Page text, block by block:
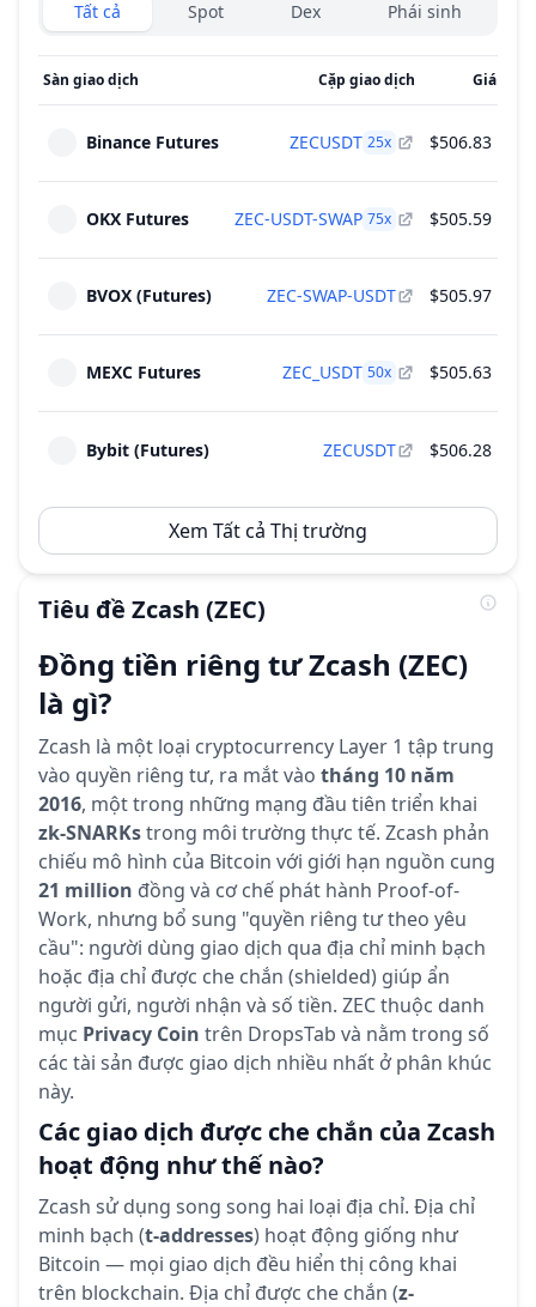
Tất cả Spot Dex Phái sinh
Sàn giao dịch Cặp giao dịch Giá
Binance Futures ZECUSDT 25x $506.83
OKX Futures ZEC-USDT-SWAP 75x $505.59
BVOX (Futures) ZEC-SWAP-USDT $505.97
MEXC Futures ZEC_USDT 50x $505.63
Bybit (Futures) ZECUSDT $506.28
Xem Tất cả Thị trường
Tiêu đề Zcash (ZEC)
Đồng tiền riêng tư Zcash (ZEC)
là gì?
Zcash là một loại cryptocurrency Layer 1 tập trung
vào quyền riêng tư, ra mắt vào tháng 10 năm
2016, một trong những mạng đầu tiên triển khai
zk-SNARKstrong môi trường thực tế. Zcash phản
chiếu mô hình của Bitcoin với giới hạn nguồn cung
21 million đồng và cơ chế phát hành Proof-of-
Work, nhưng bổ sung "quyền riêng tư theo yêu
cầu": người dùng giao dịch qua địa chỉ minh bạch
hoặc địa chỉ được che chắn (shielded) giúp ẩn
người gửi, người nhận và số tiền. ZEC thuộc danh
mục Privacy Coin trên DropsTab và nằm trong số
các tài sản được giao dịch nhiều nhất ở phân khúc
này.
Các giao dịch được che chắn của Zcash
hoạt động như thế nào?
Zcash sử dụng song song hai loại địa chỉ. Địa chỉ
minh bạch (t-addresses) hoạt động giống như
Bitcoin — mọi giao dịch đều hiển thị công khai
trên blockchain. Địa chỉ được che chắn (z-